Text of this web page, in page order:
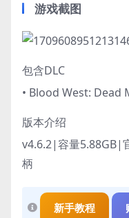
游戏截图
包含DLC
• Blood West: Dead
版本介绍
v4.6.2|容量5.88GB|
柄
新手教程